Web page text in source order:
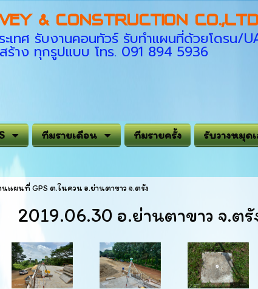
& CONSTRUCTION
เทศ รับงานคอนทัวร์ รับทำแผนที่ด้วยโดรน/
ร้าง ทุกรูปแบบ โทร. 091 894 5936
ทีมรายเดือน ทีมรายครั้ง รับวางหมุด
แผนที่ GPS ต.ในควน อ.ย่านตาขาว จ.ตรัง
2019.06.30 อ.ย่านตาขาว จ.ตรั